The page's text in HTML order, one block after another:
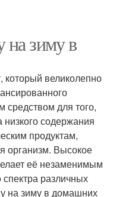
на зиму в
великолепно
средством для того,
содержания
продуктам,
организм. Высокое
её незаменимым
различных
на зиму в домашних